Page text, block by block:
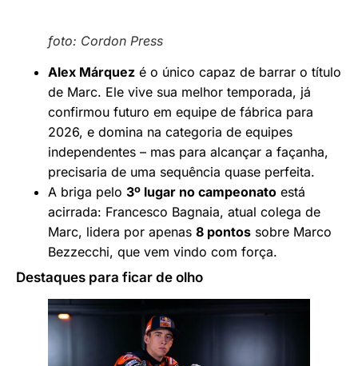
foto: Cordon Press
Alex Márquez é o único capaz de barrar o título
de Marc. Ele vive sua melhor temporada, já
confirmou futuro em equipe de fábrica para
2026, e domina na categoria de equipes
independentes – mas para alcançar a façanha,
precisaria de uma sequência quase perfeita.
A briga pelo 3º lugar no campeonato está
acirrada: Francesco Bagnaia, atual colega de
Marc, lidera por apenas 8 pontos sobre Marco
Bezzecchi, que vem vindo com força.
Destaques para ficar de olho